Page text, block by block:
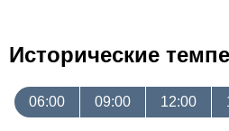
Исторические
06:00 09:00 12:00